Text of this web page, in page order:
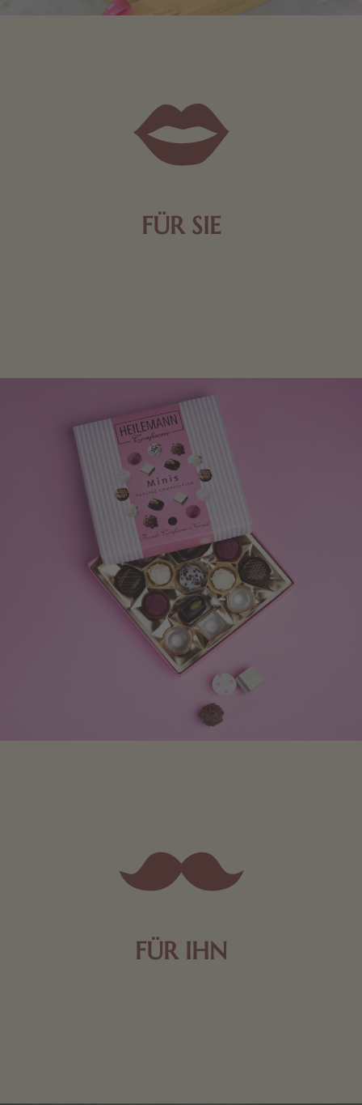
FÜR SIE
FÜR IHN